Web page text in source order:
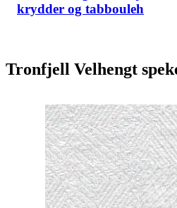
krydder og tabbouleh
Tronfjell Velhengt